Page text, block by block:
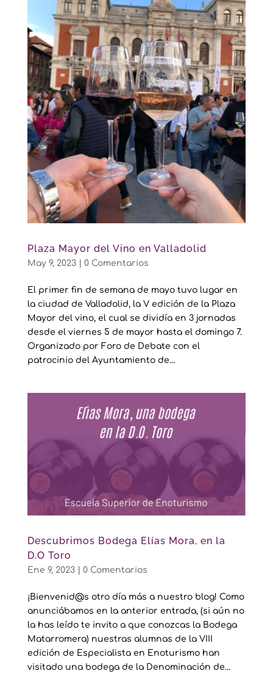
Plaza Mayor del Vino en Valladolid
May 9, 2023| 0 Comentarios
El primer fin de semana de mayo tuvo lugar en
la ciudad de Valladolid, la V edición de la Plaza
Mayor del vino, el cual se dividía en 3 jornadas
desde el viernes 5 de mayor hasta el domingo 7.
Organizado por Foro de Debate con el
patrocinio del Ayuntamiento de...
Descubrimos Bodega Elías Mora, en la
D.O Toro
Ene 9, 2023| 0 Comentarios
¡Bienvenid@s otro día más a nuestro blog! Como
anunciábamos en la anterior entrada, (si aún no
la has leído te invito a que conozcas la Bodega
Matarromera) nuestras alumnas de la VIII
edición de Especialista en Enoturismo han
visitado una bodega de la Denominación de...